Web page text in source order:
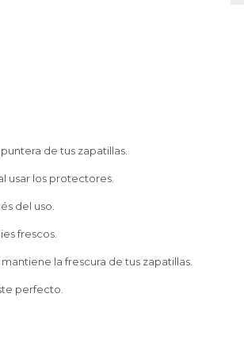
de tus zapatillas.
usar los protectores.
del uso.
frescos.
la frescura de tus zapatillas.
perfecto.